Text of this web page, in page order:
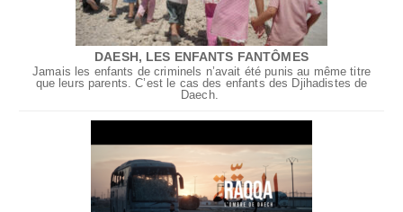
DAESH, LES ENFANTS FANTÔMES
Jamais les enfants de criminels n’avait été punis au même titre
que leurs parents. C’est le cas des enfants des Djihadistes de
Daech.